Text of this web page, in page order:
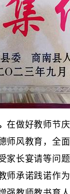
在做好教师节庆
师风教育，全面
家长宴请等问题
师承诺践诺作为